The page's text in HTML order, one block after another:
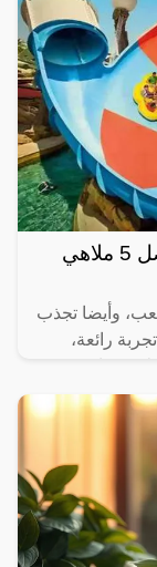
دخولها مجاني ننصح بزيارتها… أفضل 5 ملاهي
وأيضا تجذب
رائعة،